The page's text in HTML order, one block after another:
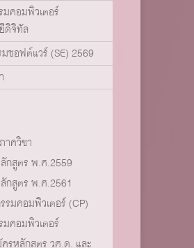
คอมพิวเตอร์
ดิจิทัล
ซอฟต์แวร์ (SE) 2569
าควิชา
กสูตร พ.ศ.2559
กสูตร พ.ศ.2561
รมคอมพิวเตอร์ (CP)
มคอมพิวเตอร์
รหลักสูตร วศ.ด. และ